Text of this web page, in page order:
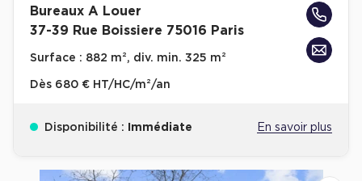
Bureaux A Louer
37-39 Rue Boissiere 75016 Paris
Surface : 882 m², div. min. 325 m²
Dès 680 € HT/HC/m²/an
Disponibilité : Immédiate En savoir plus